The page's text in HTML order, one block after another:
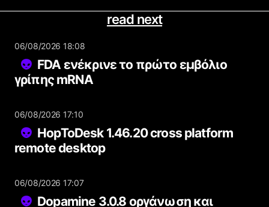
read next
06/08/2026 18:08
FDA ενέκρινε το πρώτο εμβόλιο
γρίπης mRNA
06/08/2026 17:10
HopToDesk 1.46.20 cross platform
remote desktop
06/08/2026 17:07
Dopamine 3.0.8 οργάνωση και